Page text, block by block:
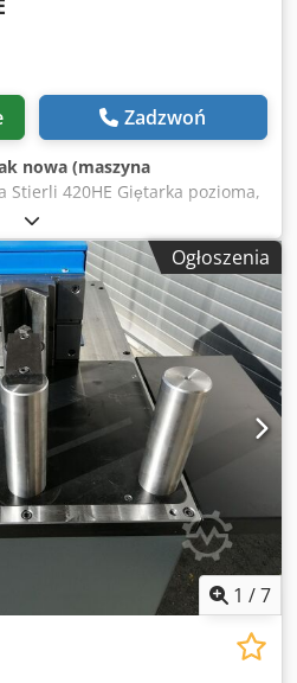
Zadzwoń
nowa (maszyna
Stierli 420HE Giętarka pozioma,
narzędzia 200 mm Skok 0-
gięcia 200x24 mm St40
HEB180 Program gięcia i
wyboru Maszyna
ręcznym i pedałem
stół maszyny Maszyna jak
Ogłoszenia
1 /7